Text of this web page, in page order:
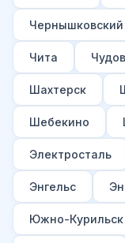
Чернышковский
Чита
Шахтерск
Шебекино
Электросталь
Энгельс
Южно-Курильск